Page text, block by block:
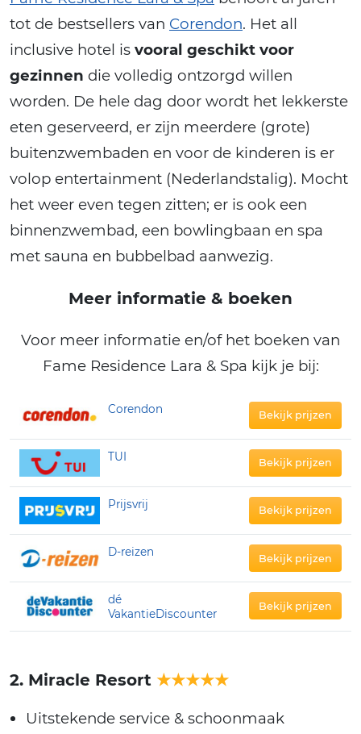
tot de bestsellers van Corendon. Het all
inclusive hotel is vooral geschikt voor
gezinnen die volledig ontzorgd willen
worden. De hele dag door wordt het lekkerste
eten geserveerd, er zijn meerdere (grote)
buitenzwembaden en voor de kinderen is er
volop entertainment (Nederlandstalig). Mocht
het weer even tegen zitten; er is ook een
binnenzwembad, een bowlingbaan en spa
met sauna en bubbelbad aanwezig.
Meer informatie & boeken
Voor meer informatie en/of het boeken van
Fame Residence Lara & Spa kijk je bij:
Corendon Bekijk prijzen
TUI Bekijk prijzen
Prijsvrij Bekijk prijzen
D-reizen Bekijk prijzen
dé
VakantieDiscounter
Bekijk prijzen
2. Miracle Resort ★★★★★
Uitstekende service & schoonmaak